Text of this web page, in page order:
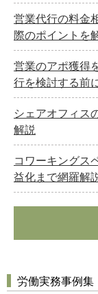
営業代行の料金
際のポイントを
営業のアポ獲得
行を検討する前
シェアオフィス
解説
コワーキングス
益化まで網羅解
労働実務事例集